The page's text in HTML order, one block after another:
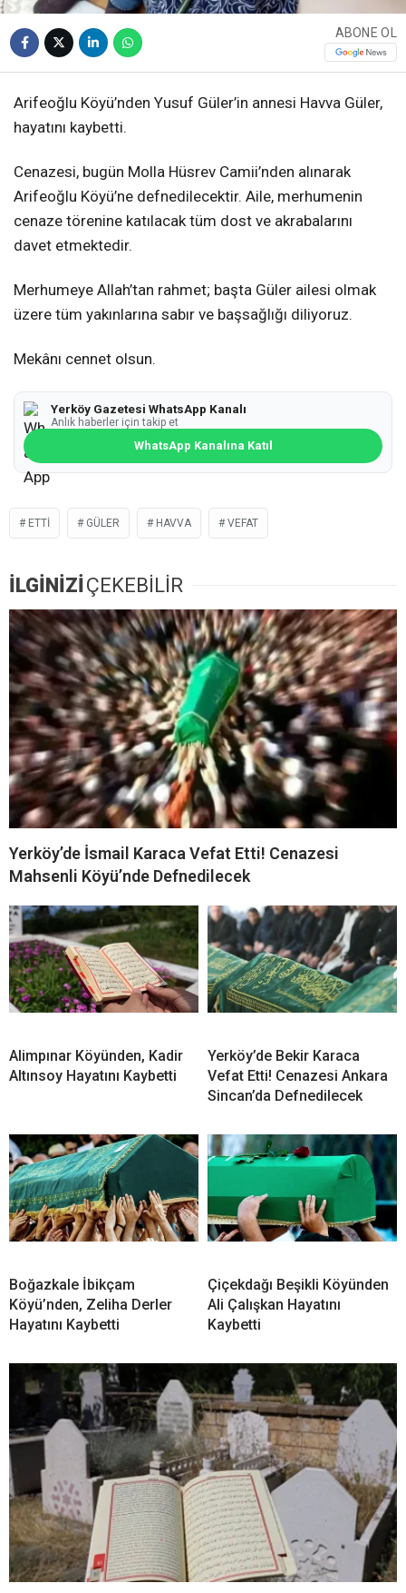
ABONE OL
Arifeoğlu Köyü’nden Yusuf Güler’in annesi Havva Güler,
hayatını kaybetti.
Cenazesi, bugün Molla Hüsrev Camii’nden alınarak
Arifeoğlu Köyü’ne defnedilecektir. Aile, merhumenin
cenaze törenine katılacak tüm dost ve akrabalarını
davet etmektedir.
Merhumeye Allah’tan rahmet; başta Güler ailesi olmak
üzere tüm yakınlarına sabır ve başsağlığı diliyoruz.
Mekânı cennet olsun.
Yerköy Gazetesi WhatsApp Kanalı
Anlık haberler için takip et
WhatsApp Kanalına Katıl
ETTI GÜLER HAVVA VEFAT
İLGİNİZİ ÇEKEBİLİR
Yerköy’de İsmail Karaca Vefat Etti! Cenazesi
Mahsenli Köyü’nde Defnedilecek
Alimpınar Köyünden, Kadir
Altınsoy Hayatını Kaybetti
Yerköy’de Bekir Karaca
Vefat Etti! Cenazesi Ankara
Sincan’da Defnedilecek
Boğazkale İbikçam
Köyü’nden, Zeliha Derler
Hayatını Kaybetti
Çiçekdağı Beşikli Köyünden
Ali Çalışkan Hayatını
Kaybetti